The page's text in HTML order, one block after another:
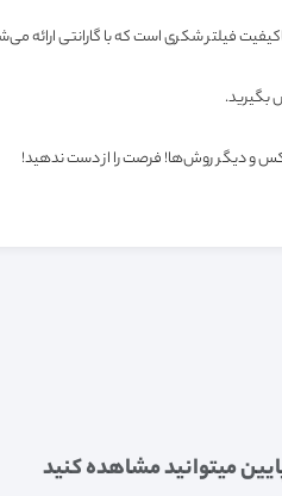
بگیرید.
و دیگر روش‌ها! فرصت را از دست ندهید!
میتوانید مشاهده کنید